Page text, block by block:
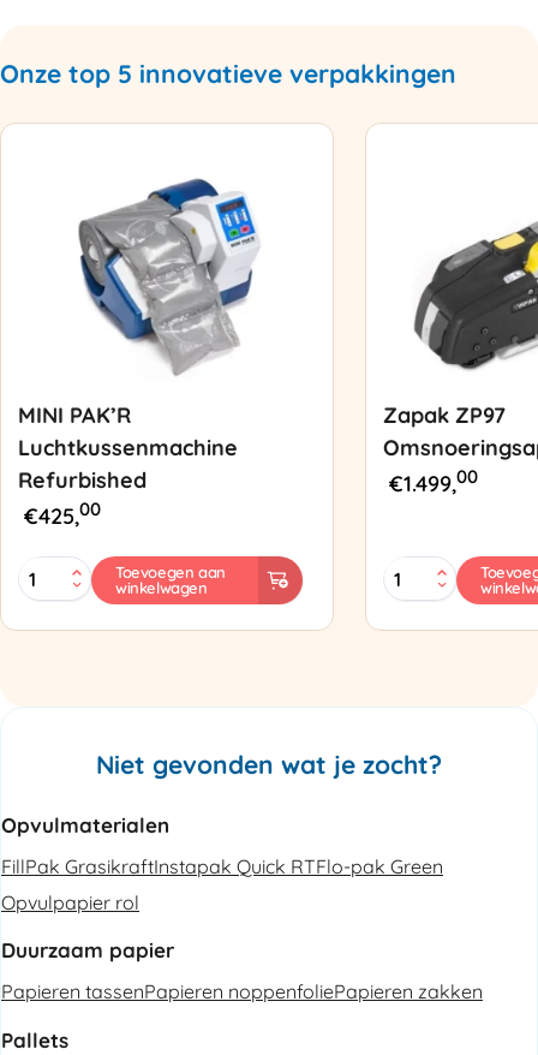
Onze top 5 innovatieve verpakkingen
MINI PAK’R
Luchtkussenmachine
Refurbished
€425,00
MINI
PAK'R
Refurbished
Toevoegen aan
winkelwagen
Zapak ZP97
€1.499,00
Zapak
ZP97
aantal
Niet gevonden wat je zocht?
Opvulmaterialen
FillPak GrasikraftInstapak Quick RTFlo-pak Green
Opvulpapier rol
Duurzaam papier
Papieren tassenPapieren noppenfoliePapieren zakken
Pallets